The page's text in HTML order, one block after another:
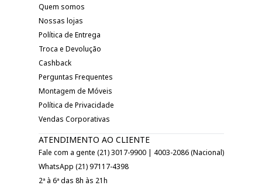
Quem somos
Nossas lojas
Política de Entrega
Troca e Devolução
Cashback
Perguntas Frequentes
Montagem de Móveis
Política de Privacidade
Vendas Corporativas
ATENDIMENTO AO CLIENTE
Fale com a gente (21) 3017-9900 | 4003-2086 (Nacional)
WhatsApp (21) 97117-4398
2ª à 6ª das 8h às 21h